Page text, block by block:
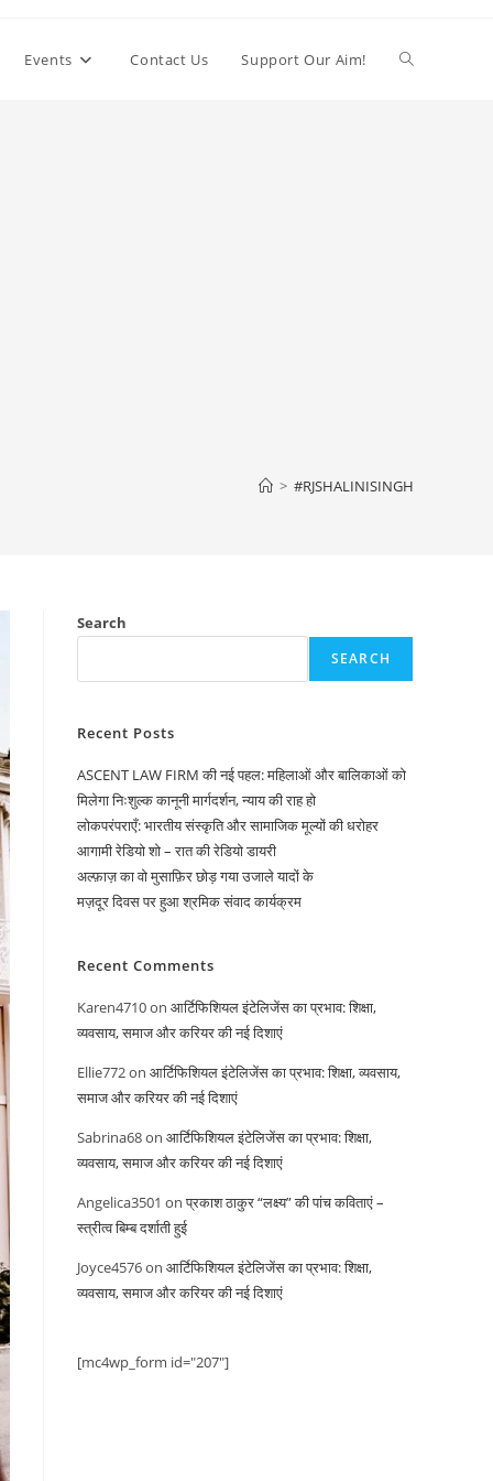
Events Contact Us Support Our Aim! Toggle
> #RJSHALINISINGH
Search
SEARCH
Recent Posts
ASCENT LAW FIRM की नई पहल: महिलाओं और बालिकाओं को
मिलेगा निःशुल्क कानूनी मार्गदर्शन, न्याय की राह हो
लोकपरंपराएँ: भारतीय संस्कृति और सामाजिक मूल्यों की धरोहर
आगामी रेडियो शो – रात की रेडियो डायरी
अल्फ़ाज़ का वो मुसाफ़िर छोड़ गया उजाले यादों के
मज़दूर दिवस पर हुआ श्रमिक संवाद कार्यक्रम
Recent Comments
Karen4710on आर्टिफिशियल इंटेलिजेंस का प्रभाव: शिक्षा,
व्यवसाय, समाज और करियर की नई दिशाएं
Ellie772on आर्टिफिशियल इंटेलिजेंस का प्रभाव: शिक्षा, व्यवसाय,
समाज और करियर की नई दिशाएं
Sabrina68on आर्टिफिशियल इंटेलिजेंस का प्रभाव: शिक्षा,
व्यवसाय, समाज और करियर की नई दिशाएं
Angelica3501 onप्रकाश ठाकुर “लक्ष्य” की पांच कविताएं –
स्त्रीत्व बिम्ब दर्शाती हुई
Joyce4576on आर्टिफिशियल इंटेलिजेंस का प्रभाव: शिक्षा,
व्यवसाय, समाज और करियर की नई दिशाएं
[mc4wp_form id="207"]